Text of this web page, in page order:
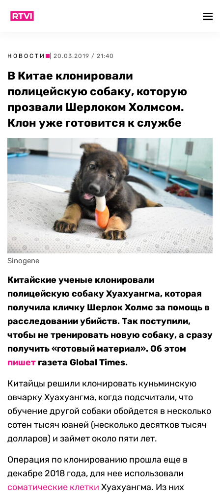
НОВОСТИ | 20.03.2019 / 21:40
В Китае клонировали
полицейскую собаку, которую
прозвали Шерлоком Холмсом.
Клон уже готовится к службе
Sinogene
Китайские ученые клонировали
полицейскую собаку Хуахуангма, которая
получила кличку Шерлок Холмс за помощь в
расследовании убийств. Так поступили,
чтобы не тренировать новую собаку, а сразу
получить «готовый материал». Об этом
пишет газета Global Times.
Китайцы решили клонировать куньминскую
овчарку Хуахуангма, когда подсчитали, что
обучение другой собаки обойдется в несколько
сотен тысяч юаней (несколько десятков тысяч
долларов) и займет около пяти лет.
Операция по клонированию прошла еще в
декабре 2018 года, для нее использовали
соматические клетки Хуахуангма. Из них